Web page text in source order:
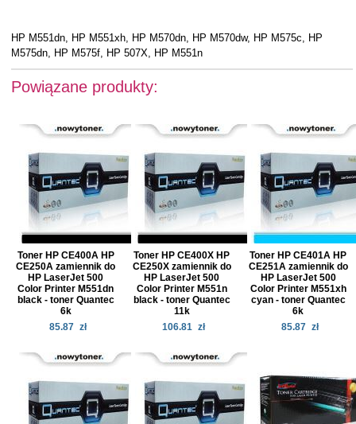
HP M551dn, HP M551xh, HP M570dn, HP M570dw, HP M575c, HP
M575dn, HP M575f, HP 507X, HP M551n
Powiązane produkty:
Toner HP CE400A HP
CE250A zamiennik do
HP LaserJet 500
Color Printer M551dn
black - toner Quantec
6k
85.87 zł
Toner HP CE400X HP
CE250X zamiennik do
HP LaserJet 500
Color Printer M551n
black - toner Quantec
11k
106.81 zł
Toner HP CE401A HP
CE251A zamiennik do
HP LaserJet 500
Color Printer M551xh
cyan - toner Quantec
6k
85.87 zł